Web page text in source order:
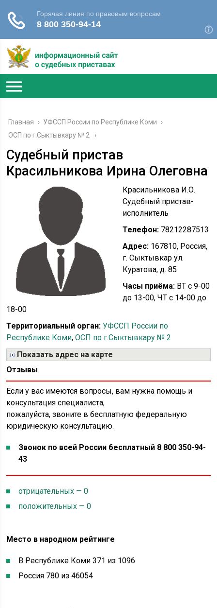
Главная › УФССП России по Республике Коми
›
ОСП по г.Сыктывкару № 2
Судебный пристав
Красильникова Ирина Олеговна
Красильникова И.О.
Судебный пристав-
исполнитель
Телефон: 78212287513
Адрес: 167810, Россия,
г. Сыктывкар ул.
Куратова, д. 85
Часы приёма: ВТ с 9-00
до 13-00, ЧТ с 14-00 до
18-00
Территориальный орган: УФССП России по
Республике Коми,ОСП по г.Сыктывкару № 2
Показать адрес на карте
Отзывы
Если у вас имеются вопросы, вам нужна помощь и
консультация специалиста,
пожалуйста, звоните в бесплатную федеральную
юридическую консультацию.
Звонок по всей России бесплатный 8 800 350-94-
43
отрицательных — 0
положительных — 0
Место в народном рейтинге
В Республике Коми 371 из 1096
Россия 780 из 46054